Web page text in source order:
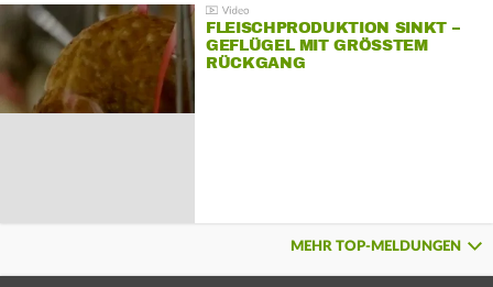
FLEISCHPRODUKTION SINKT –
GEFLÜGEL MIT GRÖSSTEM R
ÜCKGANG
MEHR TOP-MELDUNGEN